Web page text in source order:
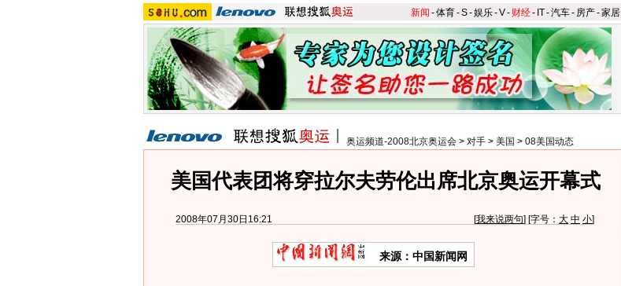
新闻 -体育-S-娱乐-V- 财经- IT-汽车- 房产-家居
奥运频道-2008北京奥运会 > 对手 > 美国 > 08美国动态
美国代表团将穿拉尔夫劳伦出席北京奥运开幕式
2008年07月30日16:21 [我来说两句] [字号： 大 中 小]
来源：中国新闻网